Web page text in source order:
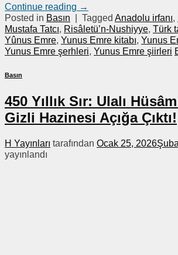
Continue reading →
Posted in Basın | Tagged Anadolu irfanı,
Mustafa Tatcı, Risâletü’n-Nushiyye, Türk
Yûnus Emre, Yunus Emre kitabı, Yunus
Yunus Emre şerhleri, Yunus Emre şiirleri
Basın
450 Yıllık Sır: Ulalı
Gizli Hazinesi Açığa Çıktı!
H Yayınları tarafından Ocak 25, 2026
yayınlandı